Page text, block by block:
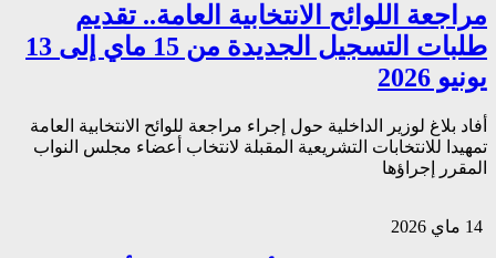
مراجعة اللوائح الانتخابية العامة.. تقديم
طلبات التسجيل الجديدة من 15 ماي إلى 13
يونيو 2026
أفاد بلاغ لوزير الداخلية حول إجراء مراجعة للوائح الانتخابية العامة
تمهيدا للانتخابات التشريعية المقبلة لانتخاب أعضاء مجلس النواب
المقرر إجراؤها